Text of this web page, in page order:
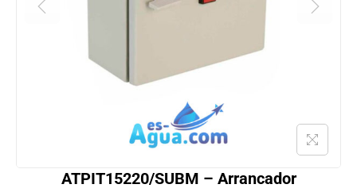
ATPIT15220/SUBM – Arrancador